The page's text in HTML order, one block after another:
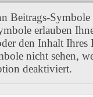
Beitrags-
erlauben
den Inhalt
nicht sehen,
deaktiviert.